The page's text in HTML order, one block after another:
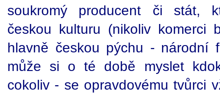
soukromý producent či stát,
českou kulturu (nikoliv
hlavně českou pýchu - národní
může si o té době myslet
cokoliv - se opravdovému tvůrci